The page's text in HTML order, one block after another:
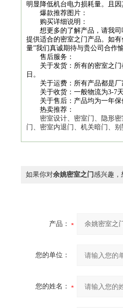
明显降低机台电力损耗量。且
爆款推荐图片：
购买详细说明：
想更多的了解产品，请我司
提供适合的密室之门产品。如
量”我们真诚期待与贵公司合作
售后服务：
关于发货：所有的密室之门
日。
关于运费：所有产品都是厂
关于收货：一般物流为3-7天
关于售后：产品均为一年保
热卖推荐：
密室设计、密室门、隐形密
门、密室内退门、机关暗门、
如果你对余姚密室之门感兴趣，
产品：
您的单位：
您的姓名：